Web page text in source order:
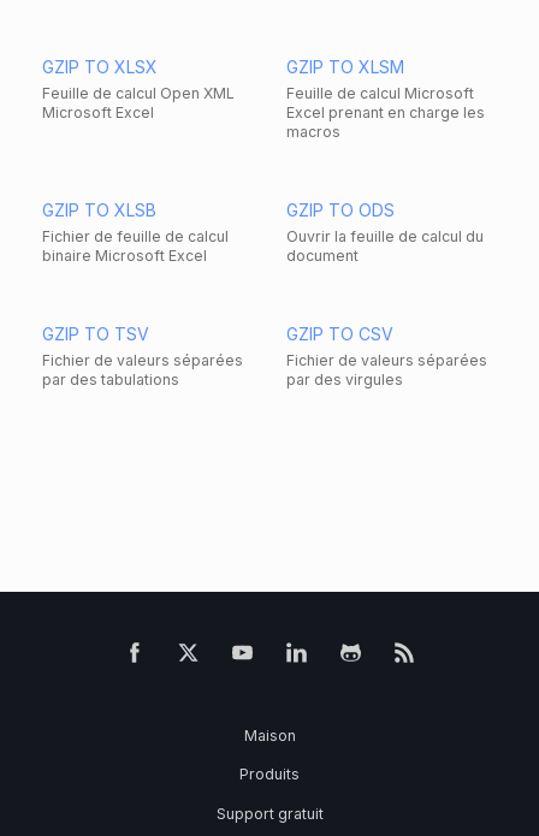
GZIP TO XLSX
Feuille de calcul Open XML
Microsoft Excel
GZIP TO XLSM
Feuille de calcul Microsoft
Excel prenant en charge les
macros
GZIP TO XLSB
Fichier de feuille de calcul
binaire Microsoft Excel
GZIP TO ODS
Ouvrir la feuille de calcul du
document
GZIP TO TSV
Fichier de valeurs séparées
par des tabulations
GZIP TO CSV
Fichier de valeurs séparées
par des virgules
Maison
Produits
Support gratuit